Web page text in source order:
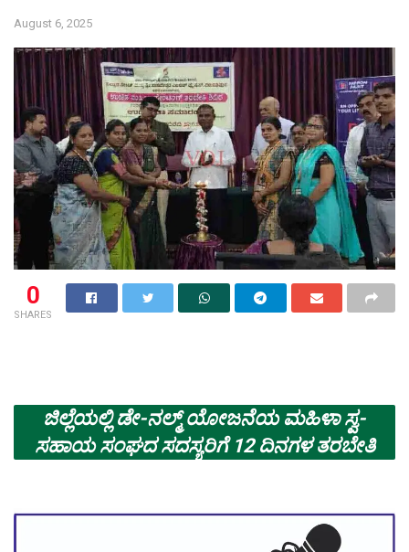
August 6, 2025
0
SHARES
ಜಿಲ್ಲೆಯಲ್ಲಿ ಡೇ-ನಲ್ಮ್ ಯೋಜನೆಯ ಮಹಿಳಾ ಸ್ವ-
ಸಹಾಯ ಸಂಘದ ಸದಸ್ಯರಿಗೆ 12 ದಿನಗಳ ತರಬೇತಿ